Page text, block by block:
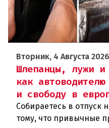
Вторник, 4 Августа 2026
Шлепанцы, лужи и
как
и свободу в
Собираетесь в отпуск
тому, что привычные